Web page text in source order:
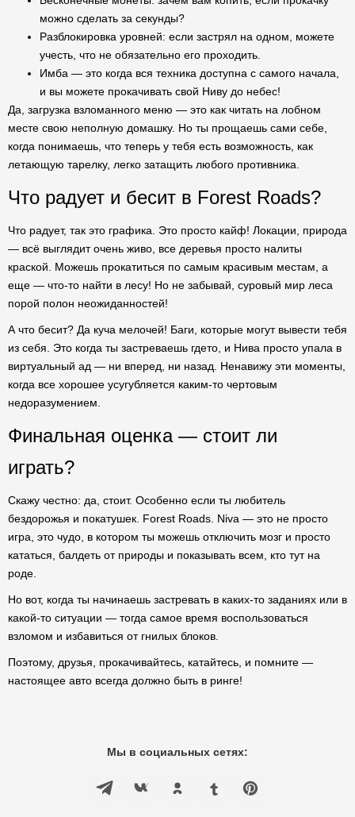
можно сделать за секунды?
Разблокировка уровней: если застрял на одном, можете
учесть, что не обязательно его проходить.
Имба — это когда вся техника доступна с самого начала,
и вы можете прокачивать свой Ниву до небес!
Да, загрузка взломанного меню — это как читать на лобном
месте свою неполную домашку. Но ты прощаешь сами себе,
когда понимаешь, что теперь у тебя есть возможность, как
летающую тарелку, легко затащить любого противника.
Что радует и бесит в Forest Roads?
Что радует, так это графика. Это просто кайф! Локации, природа
— всё выглядит очень живо, все деревья просто налиты
краской. Можешь прокатиться по самым красивым местам, а
еще — что-то найти в лесу! Но не забывай, суровый мир леса
порой полон неожиданностей!
А что бесит? Да куча мелочей! Баги, которые могут вывести тебя
из себя. Это когда ты застреваешь гдето, и Нива просто упала в
виртуальный ад — ни вперед, ни назад. Ненавижу эти моменты,
когда все хорошее усугубляется каким-то чертовым
недоразумением.
Финальная оценка — стоит ли
играть?
Скажу честно: да, стоит. Особенно если ты любитель
бездорожья и покатушек. Forest Roads. Niva — это не просто
игра, это чудо, в котором ты можешь отключить мозг и просто
кататься, балдеть от природы и показывать всем, кто тут на
роде.
Но вот, когда ты начинаешь застревать в каких-то заданиях или в
какой-то ситуации — тогда самое время воспользоваться
взломом и избавиться от гнилых блоков.
Поэтому, друзья, прокачивайтесь, катайтесь, и помните —
настоящее авто всегда должно быть в ринге!
Мы в социальных сетях: